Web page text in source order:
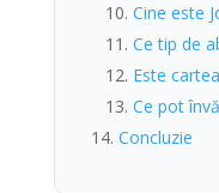
Cine este
Ce tip de
Este
Ce pot
Concluzie